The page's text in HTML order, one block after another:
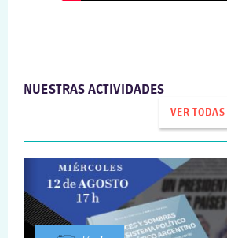
NUESTRAS ACTIVIDADES
VER